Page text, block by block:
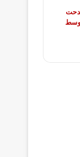
يختتم الدورة الـ34 وسط